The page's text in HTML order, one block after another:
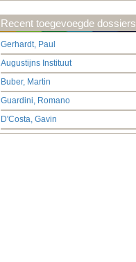
Recent toegevoegde dossiers
Gerhardt, Paul
Augustijns Instituut
Buber, Martin
Guardini, Romano
D'Costa, Gavin